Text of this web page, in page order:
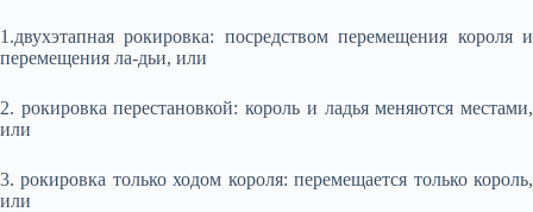
1.двухэтапная рокировка: посредством перемещения короля и
перемещения ла-дьи, или
2. рокировка перестановкой: король и ладья меняются местами,
или
3. рокировка только ходом короля: перемещается только король,
или